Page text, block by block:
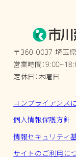
〒360-0037 埼玉
営業時間：
定休日：木曜日
コンプライアンス
個人情報保護方針
情報セキュリティ
サイトのご利用に